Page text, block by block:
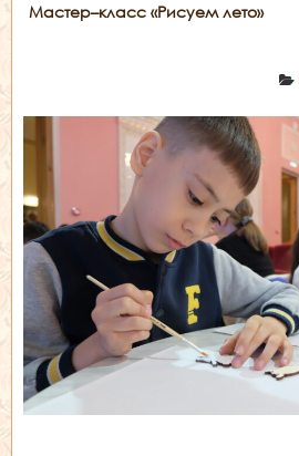
Мастер–класс «Рисуем лето»